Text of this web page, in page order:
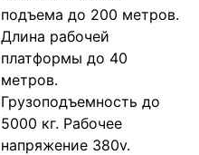
подъема до 200 метров.
Длина рабочей
платформы до 40
метров.
Грузоподъемность до
5000 кг. Рабочее
напряжение 380v.